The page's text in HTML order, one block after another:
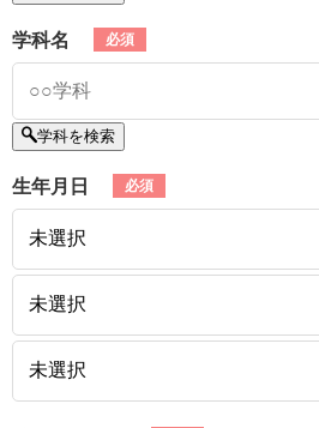
学科名
学科を検索
生年月日